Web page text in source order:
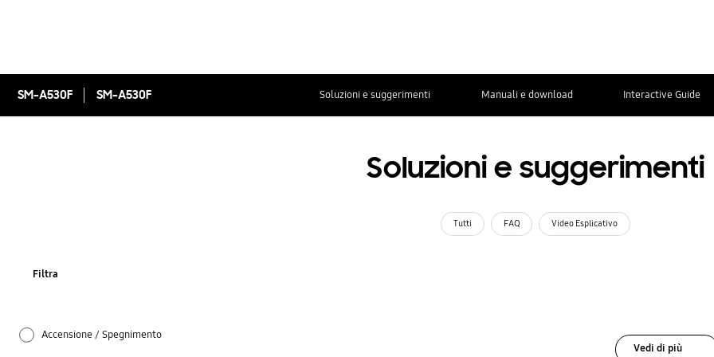
SM-A530F SM-A530F Soluzioni e suggerimenti Manuali e download Interactive Guide
Soluzioni e suggerimenti
Tutti FAQ Video Esplicativo
Filtra
Accensione / Spegnimento
Vedi di più